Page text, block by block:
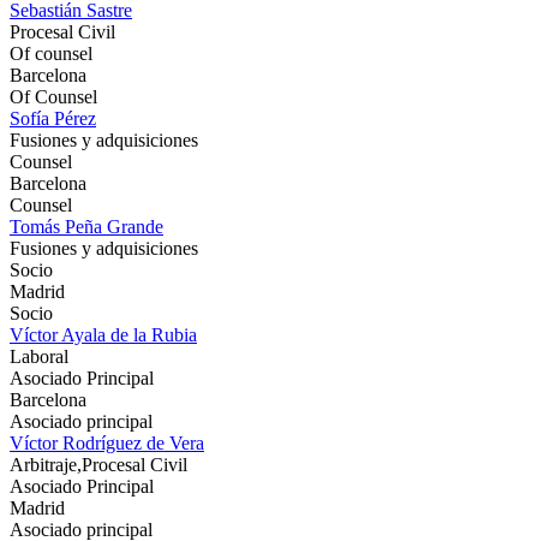
Sebastián Sastre
Procesal Civil
Of counsel
Barcelona
Of Counsel
Sofía Pérez
Fusiones y adquisiciones
Counsel
Barcelona
Counsel
Tomás Peña Grande
Fusiones y adquisiciones
Socio
Madrid
Socio
Víctor Ayala de la Rubia
Laboral
Asociado Principal
Barcelona
Asociado principal
Víctor Rodríguez de Vera
Arbitraje,Procesal Civil
Asociado Principal
Madrid
Asociado principal